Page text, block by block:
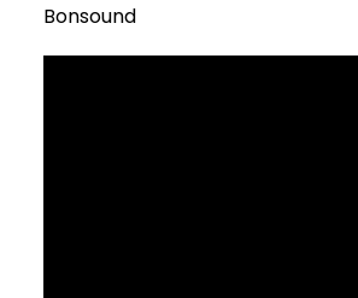
Bonsound